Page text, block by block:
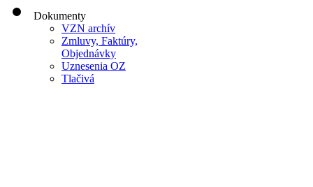
Dokumenty
VZN archív
Zmluvy, Faktúry,
Objednávky
Uznesenia OZ
Tlačivá